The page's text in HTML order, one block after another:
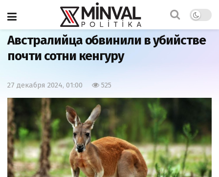
Главная
Австралийца обвинили в убийстве
почти сотни кенгуру
27 декабря 2024, 01:00 525